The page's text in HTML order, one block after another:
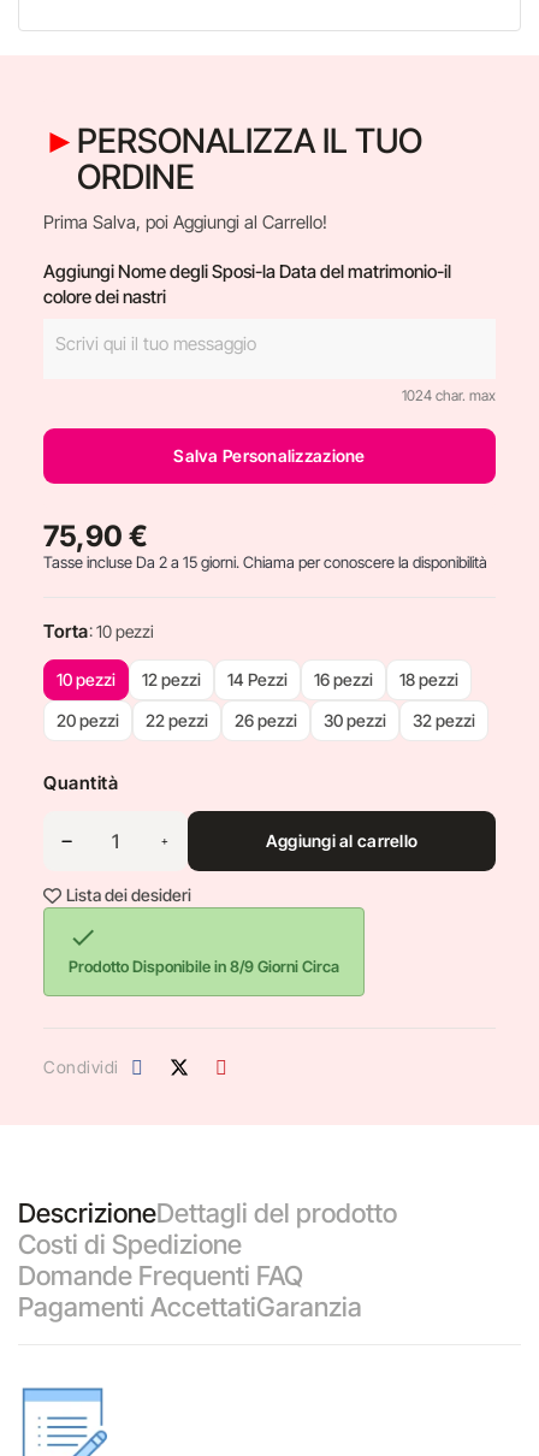
PERSONALIZZA IL TUO
ORDINE
Prima Salva, poi Aggiungi al Carrello!
Aggiungi Nome degli Sposi-la Data del matrimonio-il
colore dei nastri
1024 char. max
Salva Personalizzazione
75,90 €
Tasse incluseDa 2 a 15 giorni. Chiama per conoscere la disponibilità
Torta: 10 pezzi
10 pezzi 12 pezzi 14 Pezzi 16 pezzi
18 pezzi
20 pezzi
22 pezzi 26 pezzi 30 pezzi 32 pezzi
Quantità
Aggiungi al carrello
Lista dei desideri

Prodotto Disponibile in 8/9 Giorni Circa
Condividi
DescrizioneDettagli del prodotto
Costi di Spedizione
Domande Frequenti FAQ
Pagamenti AccettatiGaranzia